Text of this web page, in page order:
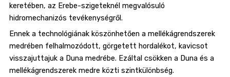
keretében, az Erebe-szigeteknél megvalósuló
hidromechanizós tevékenységről.
Ennek a technológiának köszönhetően a mellékágrendszerek
medrében felhalmozódott, görgetett hordalékot, kavicsot
visszajuttajuk a Duna medrébe. Ezáltal csökken a Duna és a
mellékágrendszerek medre közti szintkülönbség.